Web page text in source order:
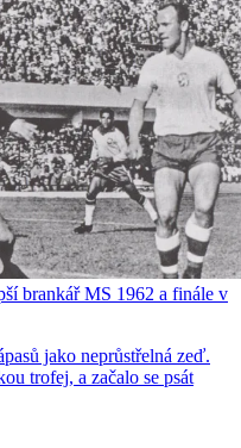
brankář MS 1962 a finále v
jako neprůstřelná zeď.
trofej, a začalo se psát